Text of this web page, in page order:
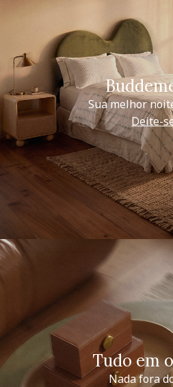
Sua melhor
Deite-
Tudo em
Nada fora